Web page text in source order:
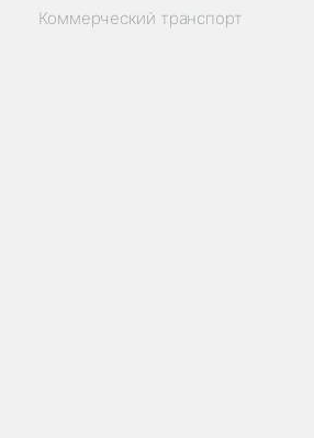
Коммерческий транспорт